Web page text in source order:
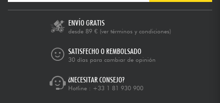
ENVÍO GRATIS
desde 89 € (ver términos y condiciones)
SATISFECHO O REMBOLSADO
30 días para cambiar de opinión
¿NECESITAR CONSEJO?
Hotline : +33 1 81 930 900